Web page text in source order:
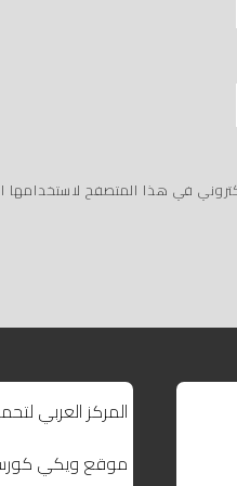
في هذا المتصفح لاستخدامها
المركز العربي
موقع ويكي